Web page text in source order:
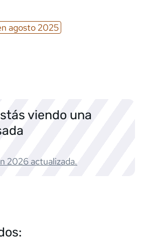
agosto 2025
viendo una
2026 actualizada.